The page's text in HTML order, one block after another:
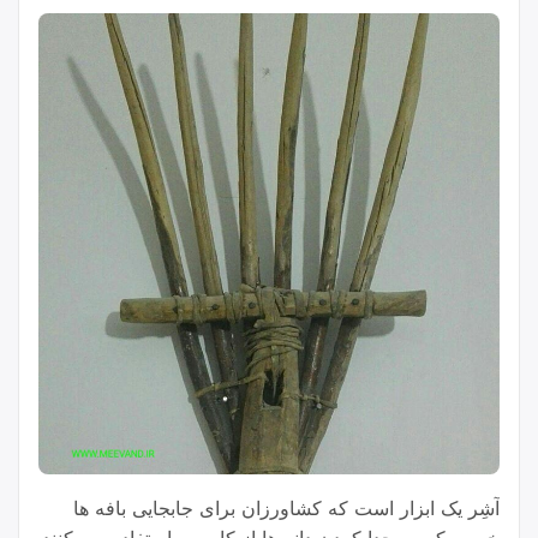
آشِر یک ابزار است که کشاورزان برای جابجایی بافه ها